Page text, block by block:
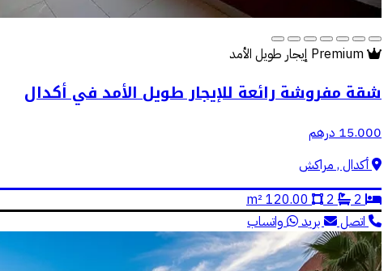
إيجار طويل الأمد
شقة مفروشة رائعة للإيجار طويل الأمد في أكدال
15.000 درهم
أكدال , مراكش
2
2
120.00 m²
اتصل
بريد واتساب